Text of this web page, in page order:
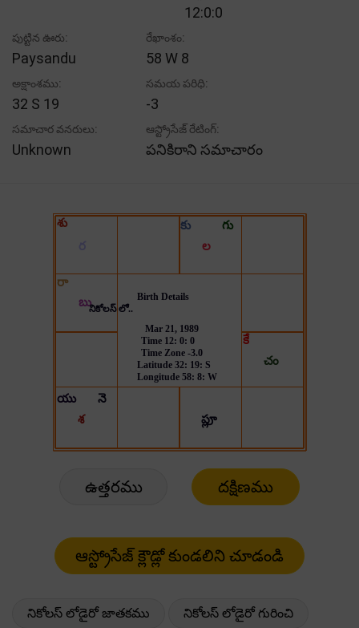
12:0:0
పుట్టిన ఊరు:
Paysandu
రేఖాంశం:
58 W 8
అక్షాంశము:
32 S 19
సమయ పరిధి:
-3
సమాచార వనరులు:
Unknown
ఆస్ట్రోసేజ్ రేటింగ్:
పనికిరాని సమాచారం
ఉత్తరము దక్షిణము
నికోలస్ లోడైరో జాతకము నికోలస్ లోడైరో గురించి